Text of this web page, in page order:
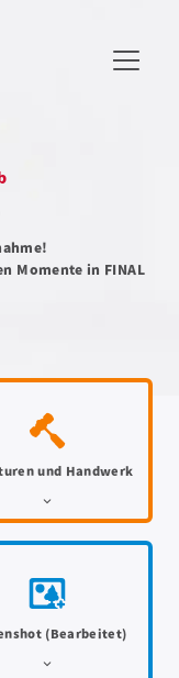
Momente in FINAL
und Handwerk
(Bearbeitet)